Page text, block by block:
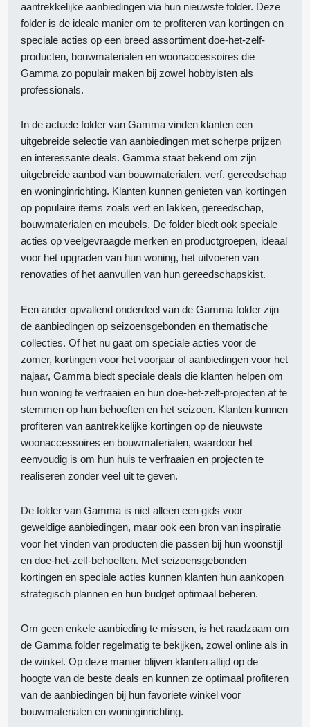
aantrekkelijke aanbiedingen via hun nieuwste folder. Deze
folder is de ideale manier om te profiteren van kortingen en
speciale acties op een breed assortiment doe-het-zelf-
producten, bouwmaterialen en woonaccessoires die
Gamma zo populair maken bij zowel hobbyisten als
professionals.
In de actuele folder van Gamma vinden klanten een
uitgebreide selectie van aanbiedingen met scherpe prijzen
en interessante deals. Gamma staat bekend om zijn
uitgebreide aanbod van bouwmaterialen, verf, gereedschap
en woninginrichting. Klanten kunnen genieten van kortingen
op populaire items zoals verf en lakken, gereedschap,
bouwmaterialen en meubels. De folder biedt ook speciale
acties op veelgevraagde merken en productgroepen, ideaal
voor het upgraden van hun woning, het uitvoeren van
renovaties of het aanvullen van hun gereedschapskist.
Een ander opvallend onderdeel van de Gamma folder zijn
de aanbiedingen op seizoensgebonden en thematische
collecties. Of het nu gaat om speciale acties voor de
zomer, kortingen voor het voorjaar of aanbiedingen voor het
najaar, Gamma biedt speciale deals die klanten helpen om
hun woning te verfraaien en hun doe-het-zelf-projecten af te
stemmen op hun behoeften en het seizoen. Klanten kunnen
profiteren van aantrekkelijke kortingen op de nieuwste
woonaccessoires en bouwmaterialen, waardoor het
eenvoudig is om hun huis te verfraaien en projecten te
realiseren zonder veel uit te geven.
De folder van Gamma is niet alleen een gids voor
geweldige aanbiedingen, maar ook een bron van inspiratie
voor het vinden van producten die passen bij hun woonstijl
en doe-het-zelf-behoeften. Met seizoensgebonden
kortingen en speciale acties kunnen klanten hun aankopen
strategisch plannen en hun budget optimaal beheren.
Om geen enkele aanbieding te missen, is het raadzaam om
de Gamma folder regelmatig te bekijken, zowel online als in
de winkel. Op deze manier blijven klanten altijd op de
hoogte van de beste deals en kunnen ze optimaal profiteren
van de aanbiedingen bij hun favoriete winkel voor
bouwmaterialen en woninginrichting.